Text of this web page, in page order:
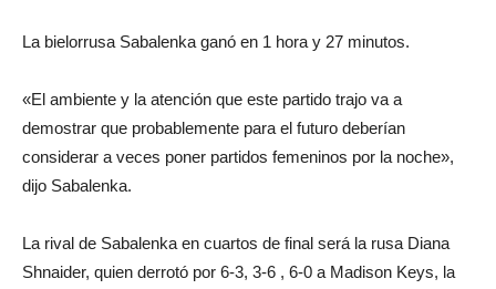
La bielorrusa Sabalenka ganó en 1 hora y 27 minutos.
«El ambiente y la atención que este partido trajo va a
demostrar que probablemente para el futuro deberían
considerar a veces poner partidos femeninos por la noche»,
dijo Sabalenka.
La rival de Sabalenka en cuartos de final será la rusa Diana
Shnaider, quien derrotó por 6-3, 3-6 , 6-0 a Madison Keys, la